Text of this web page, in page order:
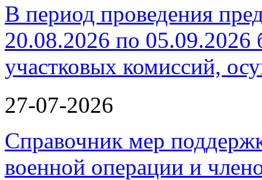
В период проведения
20.08.2026 по 05.09.2026
участковых комиссий,
27-07-2026
Справочник мер
военной операции и